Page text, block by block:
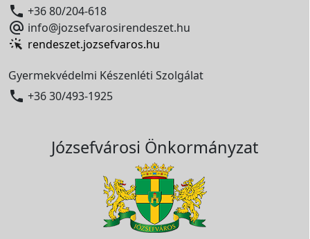
 +36 80/204-618
 info@jozsefvarosirendeszet.hu
rendeszet.jozsefvaros.hu
Gyermekvédelmi Készenléti Szolgálat
 +36 30/493-1925
Józsefvárosi Önkormányzat